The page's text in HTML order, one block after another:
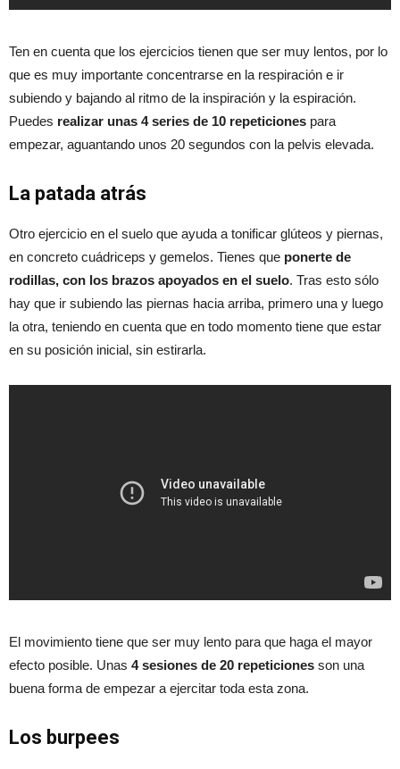
Ten en cuenta que los ejercicios tienen que ser muy lentos, por lo
que es muy importante concentrarse en la respiración e ir
subiendo y bajando al ritmo de la inspiración y la espiración.
Puedes realizar unas 4 series de 10 repeticiones para
empezar, aguantando unos 20 segundos con la pelvis elevada.
La patada atrás
Otro ejercicio en el suelo que ayuda a tonificar glúteos y piernas,
en concreto cuádriceps y gemelos. Tienes que ponerte de
rodillas, con los brazos apoyados en el suelo. Tras esto sólo
hay que ir subiendo las piernas hacia arriba, primero una y luego
la otra, teniendo en cuenta que en todo momento tiene que estar
en su posición inicial, sin estirarla.
El movimiento tiene que ser muy lento para que haga el mayor
efecto posible. Unas 4 sesiones de 20 repeticiones son una
buena forma de empezar a ejercitar toda esta zona.
Los burpees